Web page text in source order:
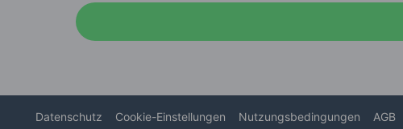
Datenschutz Cookie-Einstellungen Nutzungsbedingungen AGB